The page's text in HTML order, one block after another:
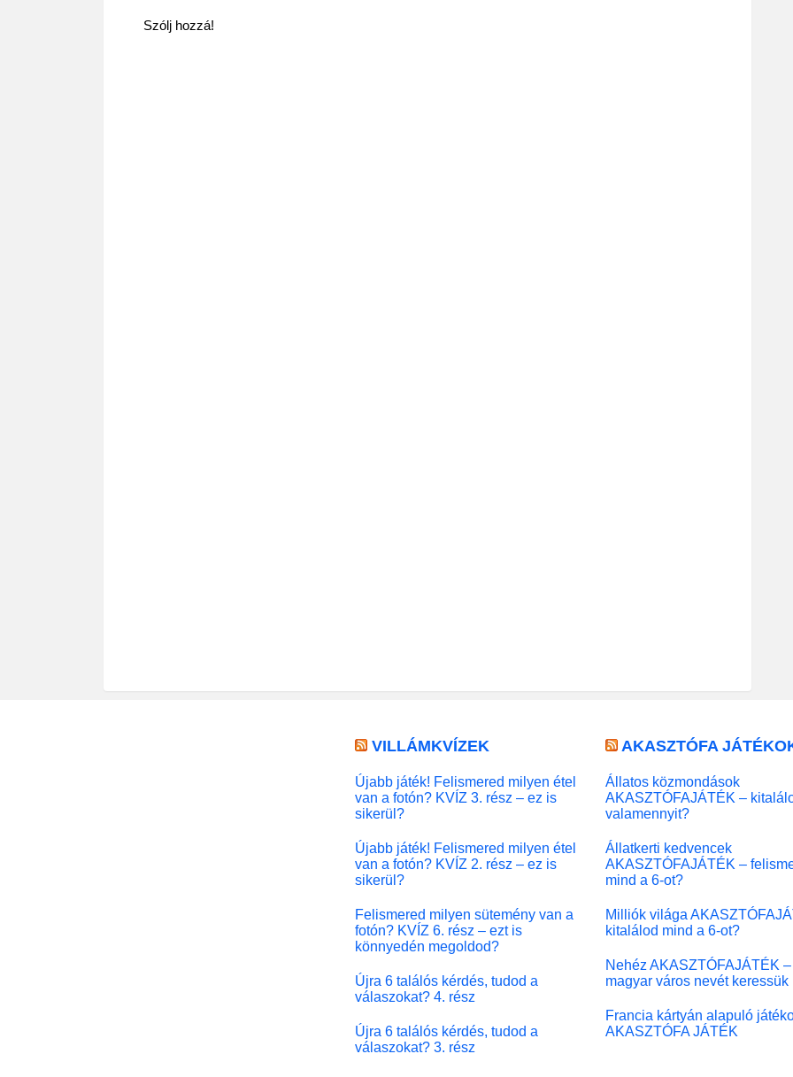
Szólj hozzá!
VILLÁMKVÍZEK
Újabb játék! Felismered milyen étel
van a fotón? KVÍZ 3. rész – ez is
sikerül?
Újabb játék! Felismered milyen étel
van a fotón? KVÍZ 2. rész – ez is
sikerül?
Felismered milyen sütemény van a
fotón? KVÍZ 6. rész – ezt is
könnyedén megoldod?
Újra 6 találós kérdés, tudod a
válaszokat? 4. rész
Újra 6 találós kérdés, tudod a
válaszokat? 3. rész
AKASZTÓFA
Állatos közmondások
AKASZTÓFAJÁTÉK –
valamennyit?
Állatkerti kedvencek
AKASZTÓFAJÁTÉK –
mind a 6-ot?
Milliók világa
kitalálod mind a 6-ot?
Nehéz AKASZTÓFAJÁTÉK
magyar város nevét keressük
Francia kártyán alapuló
AKASZTÓFA JÁTÉK